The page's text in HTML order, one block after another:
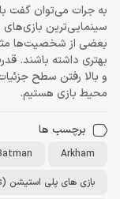
سینمایی‌ترین بازی‌های
بعضی از شخصیت‌ها مثل
بهتری داشته باشند.
و بالا رفتن سطح
محیط بازی هستیم.
برچسب ها
Arkham
بازی های پلی استیشن (PlayStation Games)